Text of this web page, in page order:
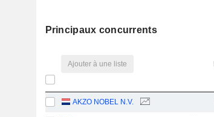
Principaux concurrents
Ajouter à une liste
AKZO NOBEL N.V.